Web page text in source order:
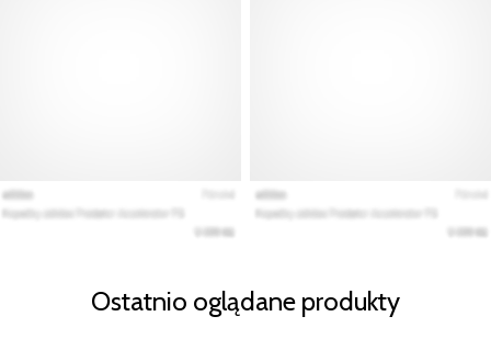
Ostatnio oglądane produkty